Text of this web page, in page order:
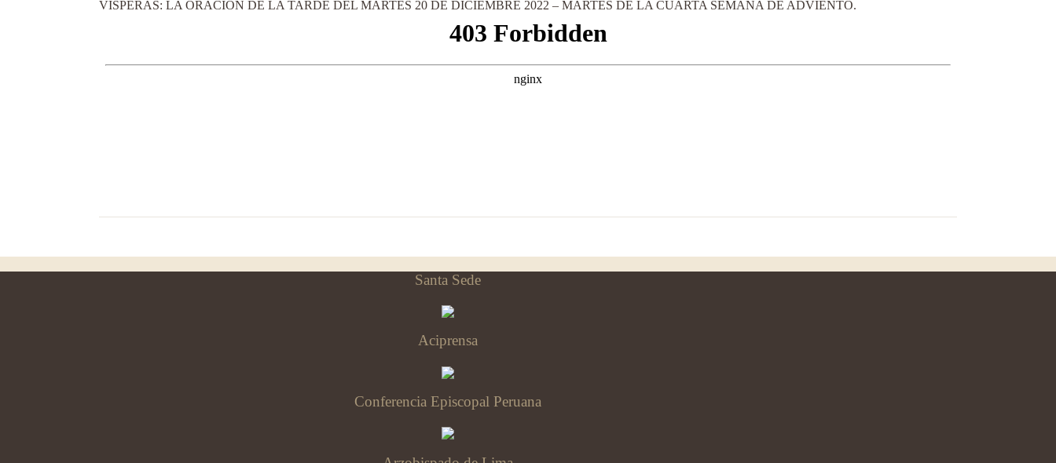
VÍSPERAS: LA ORACIÓN DE LA TARDE DEL MARTES 20 DE DICIEMBRE 2022 – MARTES DE LA CUARTA SEMANA DE ADVIENTO.
Santa Sede
Aciprensa
Conferencia Episcopal Peruana